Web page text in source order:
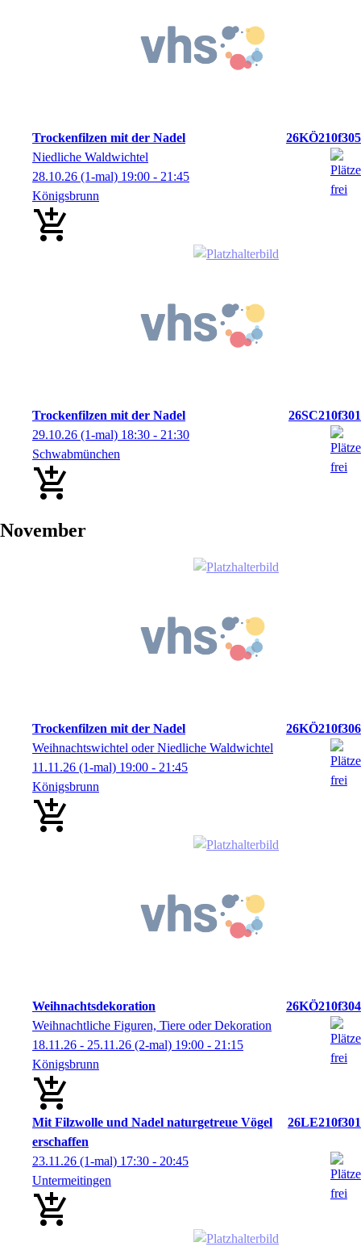
Trockenfilzen mit der Nadel
26KÖ210f305
Niedliche Waldwichtel
28.10.26 (1-mal) 19:00 - 21:45
Königsbrunn
Trockenfilzen mit der Nadel
26SC210f301
29.10.26 (1-mal) 18:30 - 21:30
Schwabmünchen
November
Trockenfilzen mit der Nadel
26KÖ210f306
Weihnachtswichtel oder Niedliche Waldwichtel
11.11.26 (1-mal) 19:00 - 21:45
Königsbrunn
Weihnachtsdekoration
26KÖ210f304
Weihnachtliche Figuren, Tiere oder Dekoration
18.11.26 - 25.11.26 (2-mal) 19:00 - 21:15
Königsbrunn
Mit Filzwolle und Nadel naturgetreue Vögel
erschaffen
26LE210f301
23.11.26 (1-mal) 17:30 - 20:45
Untermeitingen